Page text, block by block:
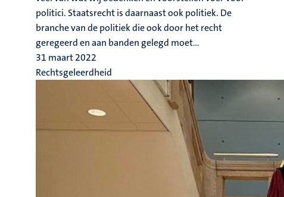
politici. Staatsrecht is daarnaast ook politiek. De
branche van de politiek die ook door het recht
geregeerd en aan banden gelegd moet...
31 maart 2022
Rechtsgeleerdheid